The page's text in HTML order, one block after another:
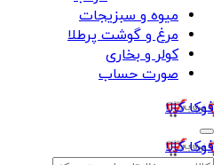
میوه و سبزیجات
مرغ و گوشت پرطلا
کولر و بخاری
صورت حساب
فوکا کالا
فوکا کالا